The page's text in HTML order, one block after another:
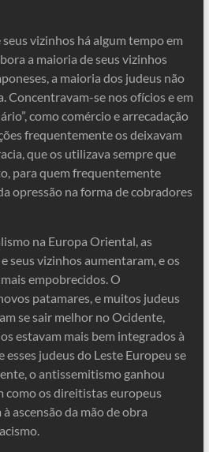
vizinhos há algum tempo em
a maioria de seus vizinhos
a maioria dos judeus não
Concentravam-se nos ofícios e em
como comércio e arrecadação
frequentemente os deixavam
que os utilizava sempre que
para quem frequentemente
opressão na forma de cobradores
na Europa Oriental, as
seus vizinhos aumentaram, e os
empobrecidos. O
patamares, e muitos judeus
se sair melhor no Ocidente,
estavam mais bem integrados à
esses judeus do Leste Europeu se
o antissemitismo ganhou
como os direitistas europeus
ascensão da mão de obra